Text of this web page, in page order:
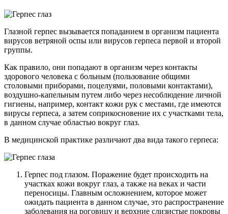
Глазной герпес вызывается попаданием в организм пациента
вирусов ветряной оспы или вирусов герпеса первой и второй
группы.
Как правило, они попадают в организм через контакты
здорового человека с больным (пользование общими
столовыми приборами, поцелуями, половыми контактами),
воздушно-капельным путем либо через несоблюдение личной
гигиены, например, контакт кожи рук с местами, где имеются
вирусы герпеса, а затем соприкосновение их с участками тела,
в данном случае областью вокруг глаз.
В медицинской практике различают два вида такого герпеса:
Герпес под глазом. Поражение будет происходить на
участках кожи вокруг глаз, а также на веках и части
переносицы. Главным осложнением, которое может
ожидать пациента в данном случае, это распространение
заболевания на роговицу и верхние слизистые покровы